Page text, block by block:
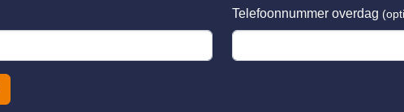
Telefoonnummer overdag